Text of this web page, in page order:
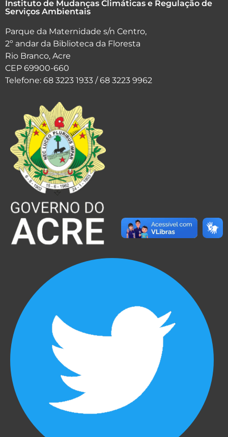
Instituto de Mudanças Climáticas e Regulação de
Serviços Ambientais
Parque da Maternidade s/n Centro,
2º andar da Biblioteca da Floresta
Rio Branco, Acre
CEP 69900-660
Telefone: 68 3223 1933 / 68 3223 9962